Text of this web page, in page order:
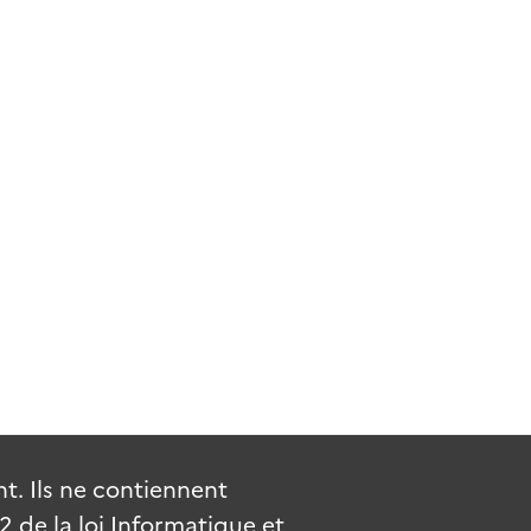
Ils ne contiennent
de la loi Informatique et